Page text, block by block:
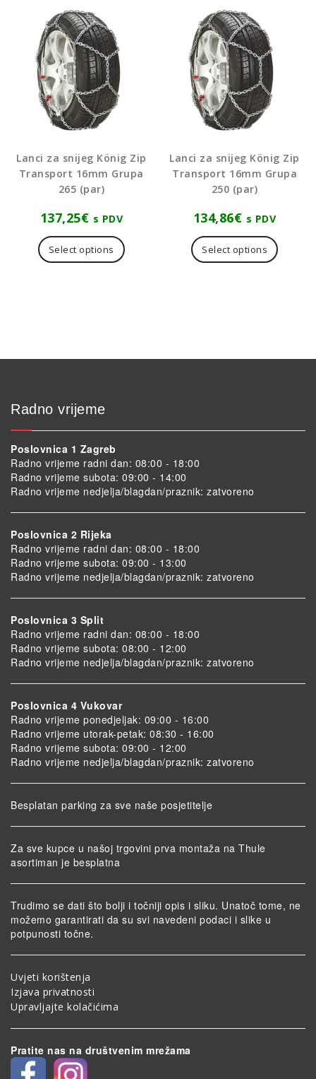
Lanci za snijeg König Zip
Transport 16mm Grupa
265 (par)
137,25€ s PDV
Select options
Lanci za snijeg König Zip
Transport 16mm Grupa
250 (par)
134,86€ s PDV
Select options
Radno vrijeme
Poslovnica 1 Zagreb
Radno vrijeme radni dan: 08:00 - 18:00
Radno vrijeme subota: 09:00 - 14:00
Radno vrijeme nedjelja/blagdan/praznik: zatvoreno
Poslovnica 2 Rijeka
Radno vrijeme radni dan: 08:00 - 18:00
Radno vrijeme subota: 09:00 - 13:00
Radno vrijeme nedjelja/blagdan/praznik: zatvoreno
Poslovnica 3 Split
Radno vrijeme radni dan: 08:00 - 18:00
Radno vrijeme subota: 08:00 - 12:00
Radno vrijeme nedjelja/blagdan/praznik: zatvoreno
Poslovnica 4 Vukovar
Radno vrijeme ponedjeljak: 09:00 - 16:00
Radno vrijeme utorak-petak: 08:30 - 16:00
Radno vrijeme subota: 09:00 - 12:00
Radno vrijeme nedjelja/blagdan/praznik: zatvoreno
Besplatan parking za sve naše posjetitelje
Za sve kupce u našoj trgovini prva montaža na Thule
asortiman je besplatna
Trudimo se dati što bolji i točniji opis i sliku. Unatoč tome, ne
možemo garantirati da su svi navedeni podaci i slike u
potpunosti točne.
Uvjeti korištenja
Izjava privatnosti
Upravljajte kolačićima
Pratite nas na društvenim mrežama